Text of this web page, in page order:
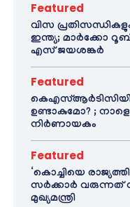
Featured
വിസ
ഇന്ത്യ; മാർക്കോ
എസ് ജയശങ്കർ
Featured
ഉണ്ടാകുമോ? ;
നിർണായകം
Featured
‘കൊച്ചിയെ
സർക്കാർ വരുന്നത്
മുഖ്യമന്ത്രി